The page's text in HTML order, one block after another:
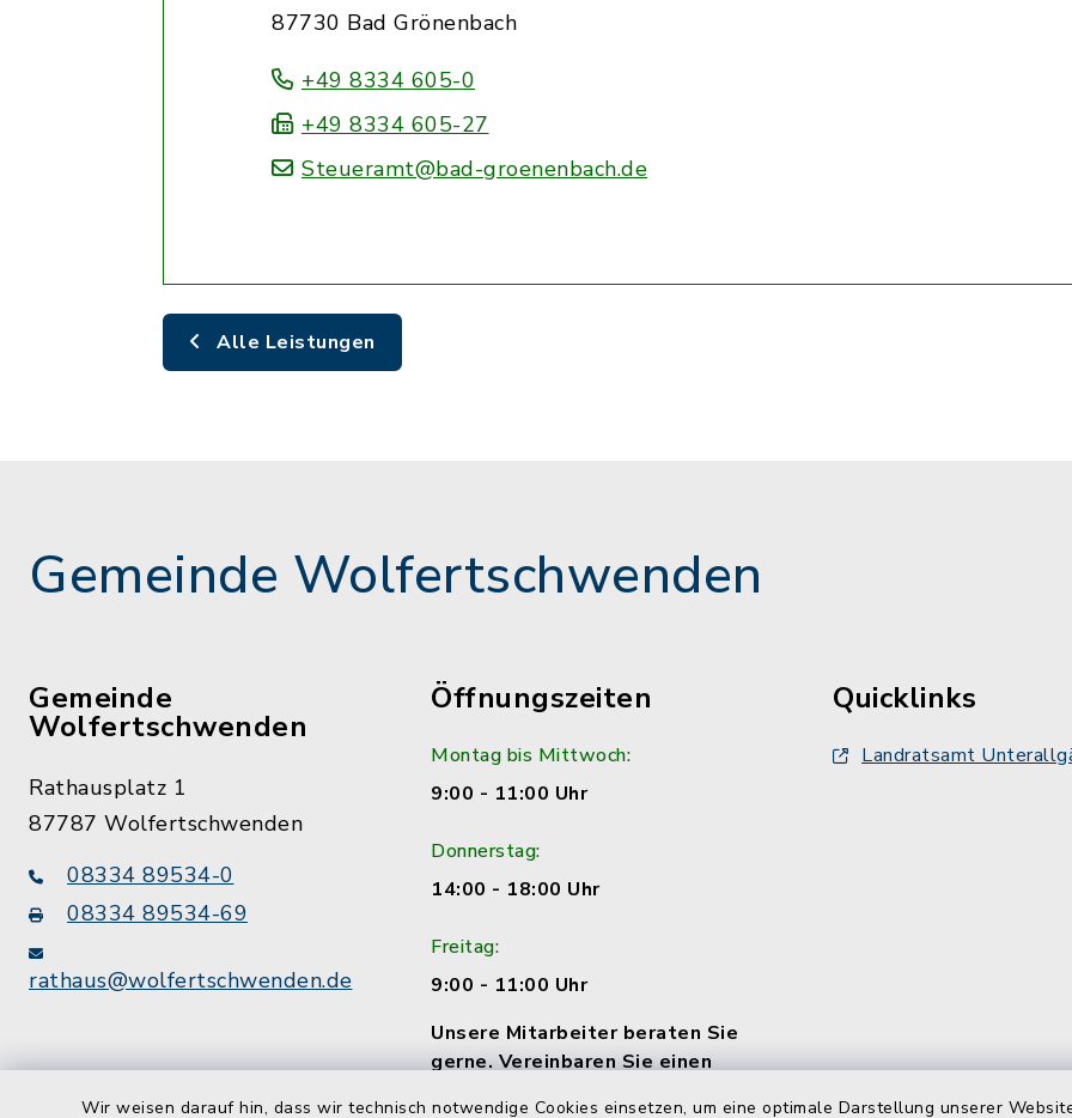
Wir weisen darauf hin, dass wir technisch notwendige Cookies einsetzen, um eine optimale Darstellung unserer
87730 Bad Grönenbach
+49 8334 605-0
+49 8334 605-27
Steueramt@bad-groenenbach.de
Alle Leistungen
Gemeinde Wolfertschwenden
Gemeinde
Wolfertschwenden
Rathausplatz 1
87787 Wolfertschwenden
08334 89534-0
08334 89534-69
rathaus@wolfertschwenden.de
Öffnungszeiten
Montag bis Mittwoch:
9:00 - 11:00 Uhr
Donnerstag:
14:00 - 18:00 Uhr
Freitag:
9:00 - 11:00 Uhr
Unsere Mitarbeiter beraten Sie
gerne. Vereinbaren Sie einen
Quicklinks
Landratsamt